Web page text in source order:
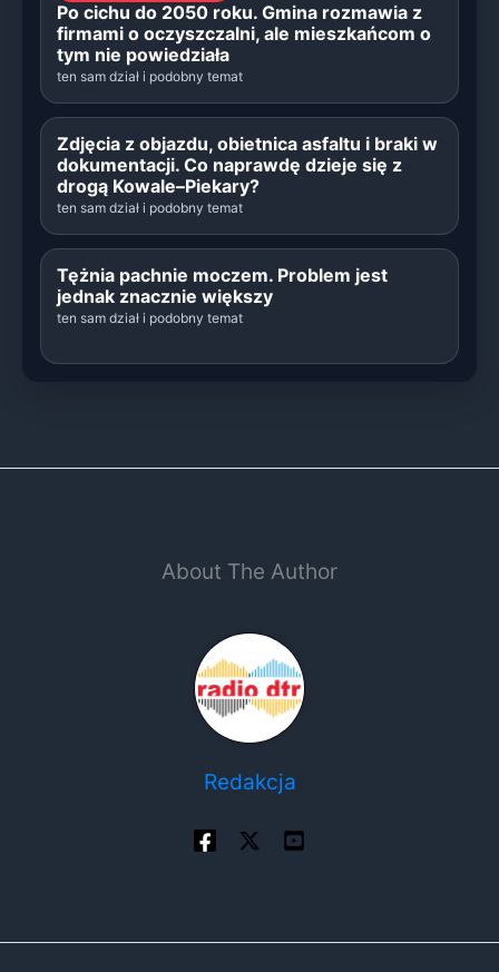
Po cichu do 2050 roku. Gmina rozmawia z
firmami o oczyszczalni, ale mieszkańcom o
tym nie powiedziała
ten sam dział i podobny temat
Zdjęcia z objazdu, obietnica asfaltu i braki w
dokumentacji. Co naprawdę dzieje się z
drogą Kowale–Piekary?
ten sam dział i podobny temat
Tężnia pachnie moczem. Problem jest
jednak znacznie większy
ten sam dział i podobny temat
About The Author
Redakcja